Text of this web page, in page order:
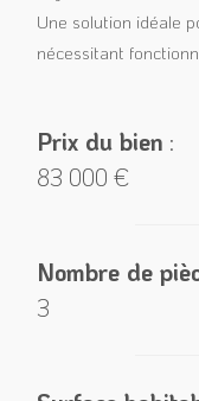
Une solution idéale
nécessitant
Prix du bien :
83 000 €
Nombre de
3